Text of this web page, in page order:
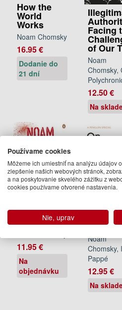
How the
World
Works
Noam Chomsky
16.95 €
Dodanie do
21 dní
Facing
of Our
Noam
Chomsky,
12.50 €
Na
Masters of
Mankind
11.95 €
Na
objednávku
Noam
Chomsky,
Pappé
12.95 €
Na
Používame cookies
Môžeme ich umiestniť na analýzu údajov
zlepšenie našich webových stránok,
a na poskytovanie skvelého zážitku z
cookies používame otvorené nastavenia.
Nie, uprav